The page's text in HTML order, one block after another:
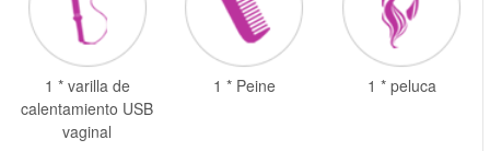
1 * varilla de
calentamiento USB
vaginal
1 * Peine 1 * peluca